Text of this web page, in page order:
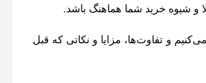
و شیوه خرید شما هماهنگ باشد.
می‌کنیم و تفاوت‌ها، مزایا و نکاتی که قبل